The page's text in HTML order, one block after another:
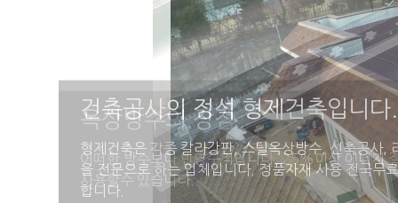
옥상방수의 장점
어떠한 방수보다 반영구적입니다. 25%이상 에너지
사용할수 있습니다.